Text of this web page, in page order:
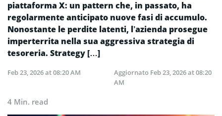
piattaforma X: un pattern che, in passato, ha
regolarmente anticipato nuove fasi di accumulo.
Nonostante le perdite latenti, l’azienda prosegue
imperterrita nella sua aggressiva strategia di
tesoreria. Strategy […]
Feb 23, 2026 at 08:20 AM Aggiornato Feb 23, 2026 at 08:20
AM
4 Min. read